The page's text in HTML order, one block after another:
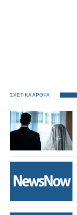
ΣΧΕΤΙΚΑ ΑΡΘΡΑ